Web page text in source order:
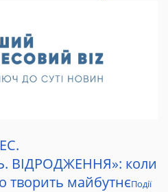
ВІДРОДЖЕННЯ»: коли
творить майбутнєПодії